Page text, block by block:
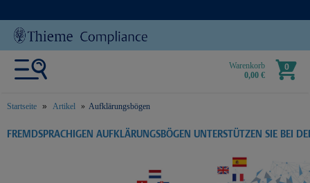
Warenkorb
0,00 €
0
Startseite Artikel Aufklärungsbögen
text.skipToContent
text.skipToNavigation
FREMDSPRACHIGEN AUFKLÄRUNGSBÖGEN UNTERSTÜTZEN SIE BEI